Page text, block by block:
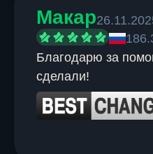
Макар
Благодарю за
сделали!